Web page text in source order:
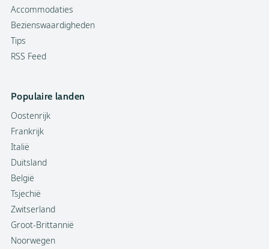
Accommodaties
Bezienswaardigheden
Tips
RSS Feed
Populaire landen
Oostenrijk
Frankrijk
Italië
Duitsland
België
Tsjechië
Zwitserland
Groot-Brittannië
Noorwegen